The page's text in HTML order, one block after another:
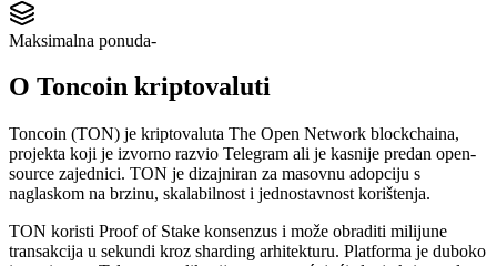
Maksimalna ponuda-
O Toncoin kriptovaluti
Toncoin (TON) je kriptovaluta The Open Network blockchaina,
projekta koji je izvorno razvio Telegram ali je kasnije predan open-
source zajednici. TON je dizajniran za masovnu adopciju s
naglaskom na brzinu, skalabilnost i jednostavnost korištenja.
TON koristi Proof of Stake konsenzus i može obraditi milijune
transakcija u sekundi kroz sharding arhitekturu. Platforma je duboko